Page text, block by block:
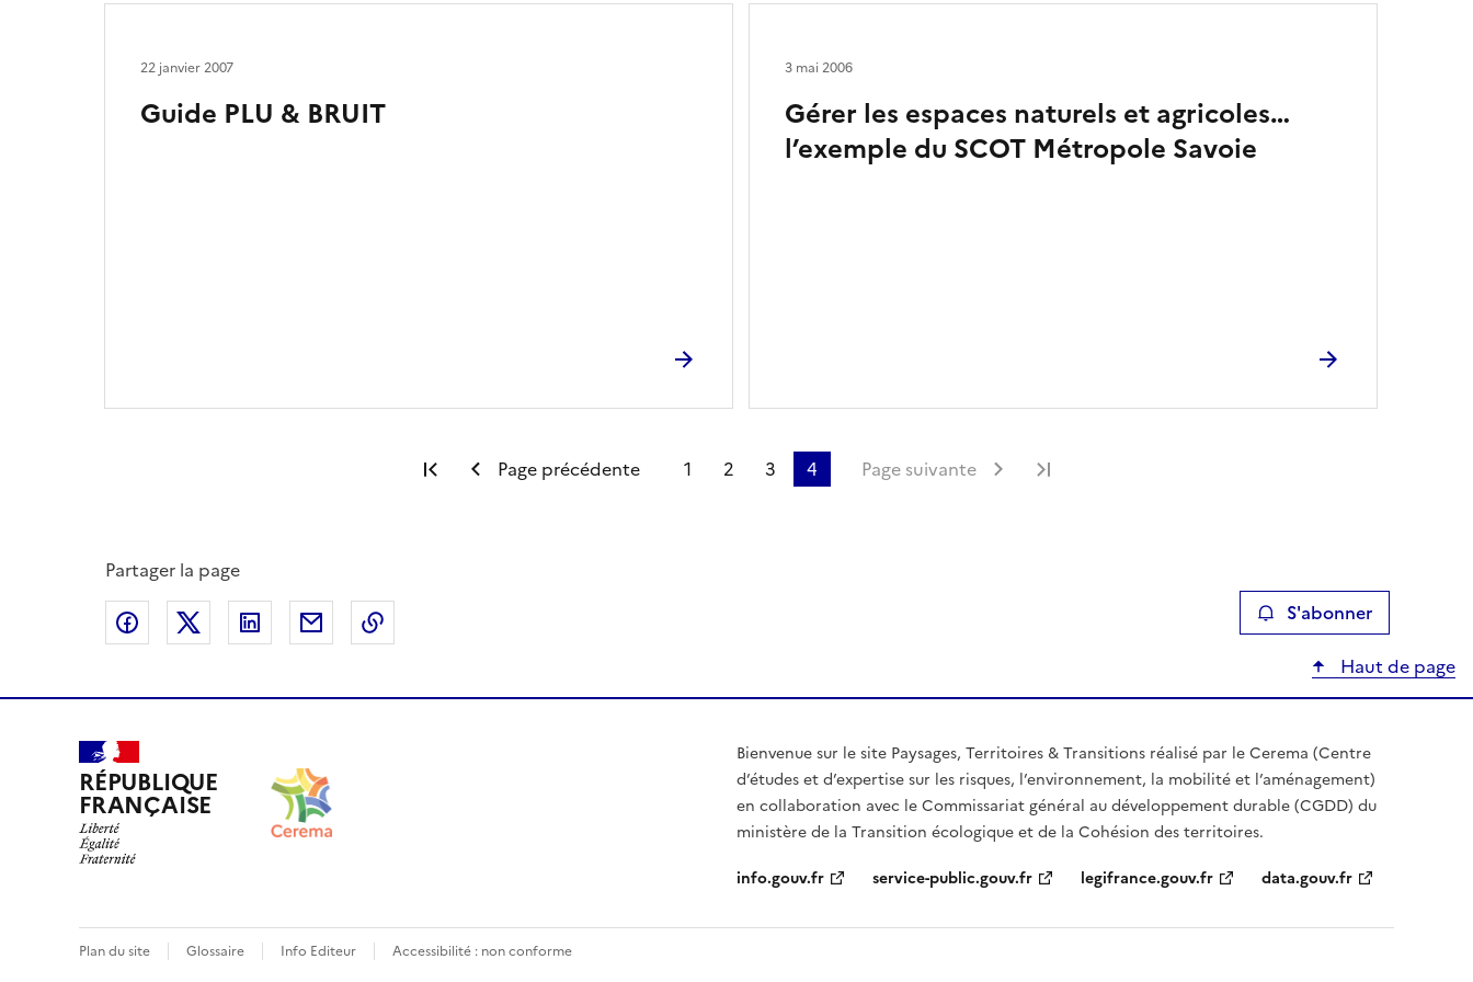
Guide PLU & BRUIT
22 janvier 2007
Gérer les espaces naturels et agricoles…
l’exemple du SCOT Métropole Savoie
3 mai 2006
Première page
Page précédente 1 2 3 4 Page suivante
Partager la page
Partager sur Facebook
Partager sur XPartager sur LinkedIn
Partager par email S'abonner
Haut de page
RÉPUBLIQUE
FRANÇAISE
Bienvenue sur le site Paysages, Territoires & Transitions réalisé par le Cerema (Centre
d’études et d’expertise sur les risques, l’environnement, la mobilité et l’aménagement)
en collaboration avec le Commissariat général au développement durable (CGDD) du
ministère de la Transition écologique et de la Cohésion des territoires.
info.gouv.fr
service-public.gouv.fr legifrance.gouv.fr data.gouv.fr
Plan du site Glossaire Info Editeur Accessibilité : non conforme